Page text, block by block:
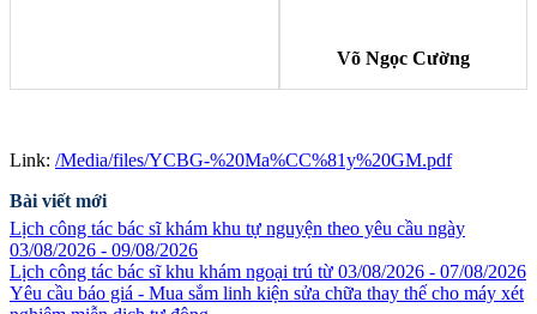
Võ Ngọc Cường
Link: /Media/files/YCBG-%20Ma%CC%81y%20GM.pdf
Bài viết mới
Lịch công tác bác sĩ khám khu tự nguyện theo yêu cầu ngày
03/08/2026 - 09/08/2026
Lịch công tác bác sĩ khu khám ngoại trú từ 03/08/2026 - 07/08/2026
Yêu cầu báo giá - Mua sắm linh kiện sửa chữa thay thế cho máy xét